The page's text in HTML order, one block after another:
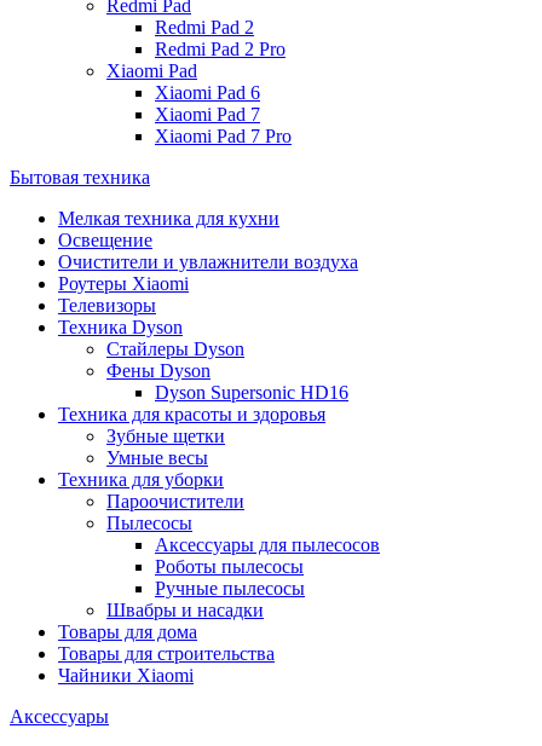
Redmi Pad
Redmi Pad 2
Redmi Pad 2 Pro
Xiaomi Pad
Xiaomi Pad 6
Xiaomi Pad 7
Xiaomi Pad 7 Pro
Бытовая техника
Мелкая техника для кухни
Освещение
Очистители и увлажнители воздуха
Роутеры Xiaomi
Телевизоры
Техника Dyson
Стайлеры Dyson
Фены Dyson
Dyson Supersonic HD16
Техника для красоты и здоровья
Зубные щетки
Умные весы
Техника для уборки
Пароочистители
Пылесосы
Аксессуары для пылесосов
Роботы пылесосы
Ручные пылесосы
Швабры и насадки
Товары для дома
Товары для строительства
Чайники Xiaomi
Аксессуары